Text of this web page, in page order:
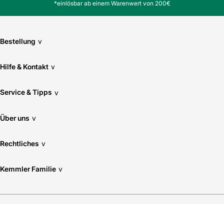
*einlösbar ab einem Warenwert von 200€
Bestellung v
Hilfe & Kontakt v
Service & Tipps v
Über uns v
Rechtliches v
Kemmler Familie v